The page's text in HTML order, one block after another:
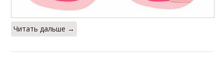
Читать дальше →